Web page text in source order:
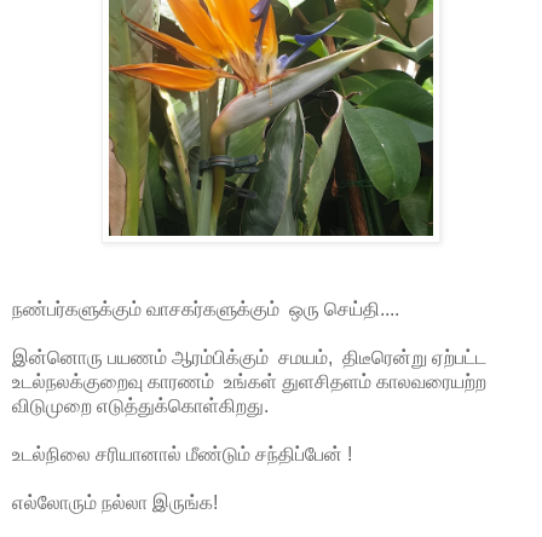
நண்பர்களுக்கும் வாசகர்களுக்கும் ஒரு செய்தி....
இன்னொரு பயணம் ஆரம்பிக்கும் சமயம், திடீரென்று ஏற்பட்ட
உடல்நலக்குறைவு காரணம் உங்கள் துளசிதளம் காலவரையற்ற
விடுமுறை எடுத்துக்கொள்கிறது.
உடல்நிலை சரியானால் மீண்டும் சந்திப்பேன் !
எல்லோரும் நல்லா இருங்க!